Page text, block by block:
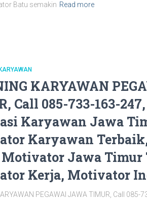
Batu semakin Read more
KARYAWAN
Call 085-733-163-
Karyawan Jawa
Karyawan
Motivator Jawa Timur
Kerja, Motivator
PEGAWAI JAWA TIMUR, Call 085-